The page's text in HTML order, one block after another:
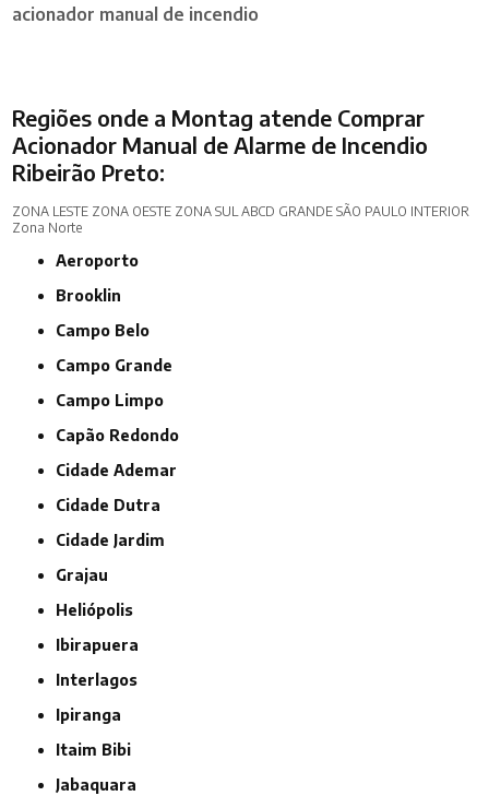
acionador manual de incendio
Regiões onde a Montag atende Comprar
Acionador Manual de Alarme de Incendio
Ribeirão Preto:
ZONA LESTE ZONA OESTE ZONA SUL ABCD GRANDE SÃO PAULO INTERIOR
Zona Norte
Aeroporto
Brooklin
Campo Belo
Campo Grande
Campo Limpo
Capão Redondo
Cidade Ademar
Cidade Dutra
Cidade Jardim
Grajau
Heliópolis
Ibirapuera
Interlagos
Ipiranga
Itaim Bibi
Jabaquara